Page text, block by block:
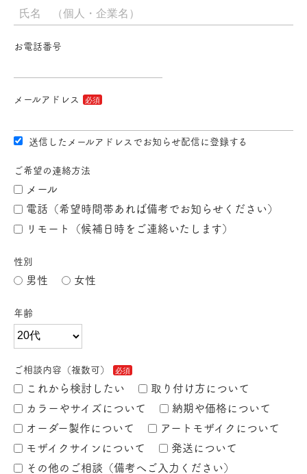
お電話番号
メールアドレス
送信したメールアドレスでお知らせ配信に登録する
ご希望の連絡方法
メール
電話（希望時間帯あれば備考でお知らせください）
リモート（候補日時をご連絡いたします）
性別
男性 女性
年齢
ご相談内容（複数可）
これから検討したい
取り付け方について
カラーやサイズについて
納期や価格について
オーダー製作について
アートモザイクについて
モザイクサインについて
発送について
その他のご相談（備考へご入力ください）